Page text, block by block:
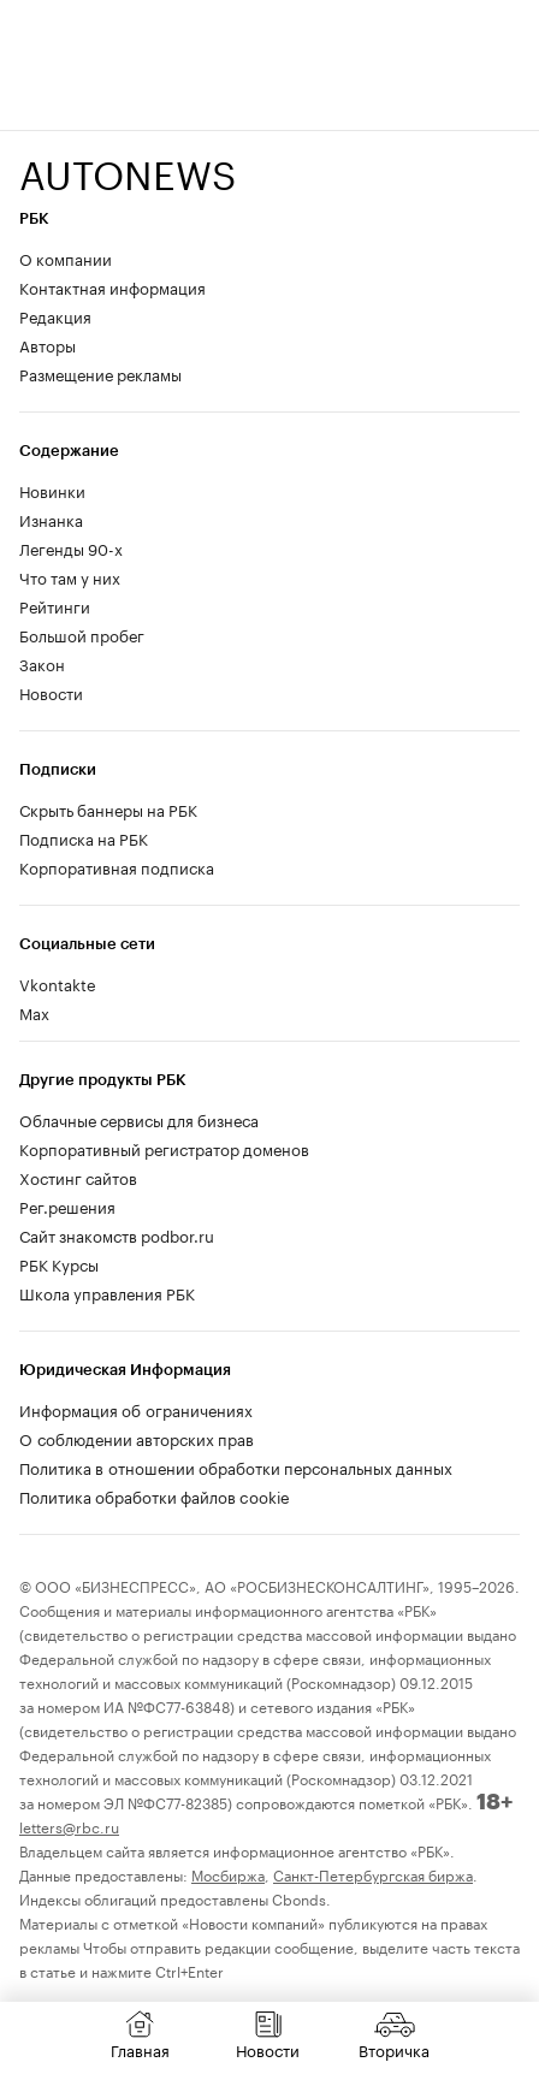
AUTONEWS
РБК
О компании
Контактная информация
Редакция
Авторы
Размещение рекламы
Содержание
Новинки
Изнанка
Легенды 90-х
Что там у них
Рейтинги
Большой пробег
Закон
Новости
Социальные сети
Vkontakte
Max
Другие продукты РБК
Облачные сервисы для бизнеса
Корпоративный регистратор доменов
Хостинг сайтов
Рег.решения
Сайт знакомств podbor.ru
РБК Курсы
Школа управления РБК
Подписки
Скрыть баннеры на РБК
Подписка на РБК
Корпоративная подписка
Юридическая Информация
Информация об ограничениях
О соблюдении авторских прав
Политика в отношении обработки персональных данных
Политика обработки файлов cookie
© ООО «БИЗНЕСПРЕСС», АО «РОСБИЗНЕСКОНСАЛТИНГ», 1995–2026.
Сообщения и материалы информационного агентства «РБК»
(свидетельство о регистрации средства массовой информации выдано
Федеральной службой по надзору в сфере связи, информационных
технологий и массовых коммуникаций (Роскомнадзор) 09.12.2015
за номером ИА №ФС77-63848) и сетевого издания «РБК»
(свидетельство о регистрации средства массовой информации выдано
Федеральной службой по надзору в сфере связи, информационных
технологий и массовых коммуникаций (Роскомнадзор) 03.12.2021
за номером ЭЛ №ФС77-82385) сопровождаются пометкой «РБК». 18+
letters@rbc.ru
Владельцем сайта является информационное агентство «РБК».
Данные предоставлены: Мосбиржа Санкт-Петербургская биржа
Индексы облигаций предоставлены Cbonds.
Материалы с отметкой «Новости компаний» публикуются на правах
рекламы Чтобы отправить редакции сообщение, выделите часть текста
в статье и нажмите Ctrl+Enter
Главная Новости Вторичка